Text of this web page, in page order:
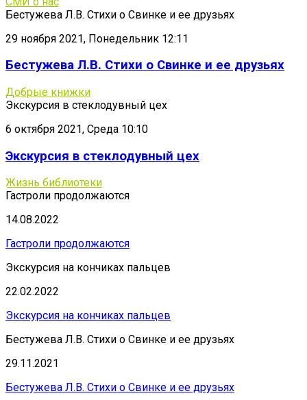
Бестужева Л.В. Стихи о Свинке и ее друзьях
29 ноября 2021, Понедельник 12:11
Бестужева Л.В. Стихи о Свинке и ее друзьях
Добрые книжки
Экскурсия в стеклодувный цех
6 октября 2021, Среда 10:10
Экскурсия в стеклодувный цех
Жизнь библиотеки
Гастроли продолжаются
14.08.2022
Гастроли продолжаются
Экскурсия на кончиках пальцев
22.02.2022
Экскурсия на кончиках пальцев
Бестужева Л.В. Стихи о Свинке и ее друзьях
29.11.2021
Бестужева Л.В. Стихи о Свинке и ее друзьях